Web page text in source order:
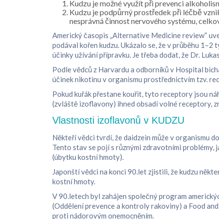
Kudzu je možné využít při prevenci
Kudzu je podpůrný prostředek při léčbě
nesprávná činnost nervového systému,
Americký časopis „Alternative Medicine review“
podával kořen kudzu. Ukázalo se, že v průběhu
účinky užívání přípravku. Je třeba dodat, že Dr.
Podle vědců z Harvardu a odborníků v Hospital
účinek nikotinu v organismu prostřednictvím tzv.
Pokud kuřák přestane kouřit, tyto receptory jsou
(zvláště izoflavony) ihned obsadí volné receptory,
Vlastnosti izoflavonů v KUDZU
Někteří vědci tvrdí, že daidzein může v organismu
Tento stav se pojí s různými zdravotními
(úbytku kostní hmoty).
Japonští vědci na konci 90.let zjistili, že kudzu
kostní hmoty.
V 90.letech byl zahájen společný program
(Oddělení prevence a kontroly rakoviny) a Food
proti nádorovým onemocněním.